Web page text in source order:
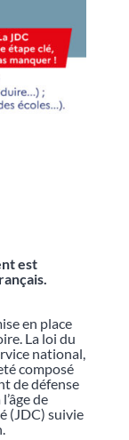
est
en place
La loi du
national,
composé
de défense
de
(JDC) suivie